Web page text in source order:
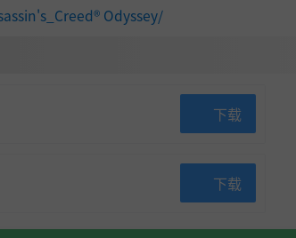
Odyssey/
下载
下载